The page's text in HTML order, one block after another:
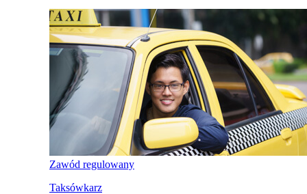
Zawód regulowany
Taksówkarz